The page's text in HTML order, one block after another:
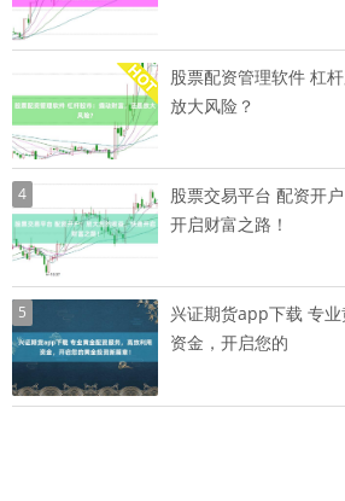
股票配资管理软件 杠
放大风险？
4
股票交易平台 配资开
开启财富之路！
5
兴证期货app下载 专
资金，开启您的